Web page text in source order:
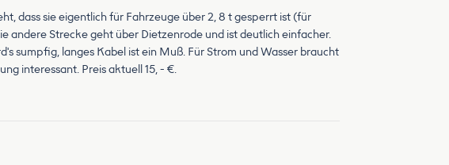
dass sie eigentlich für Fahrzeuge über 2, 8 t gesperrt ist (für
andere Strecke geht über Dietzenrode und ist deutlich einfacher.
sumpfig, langes Kabel ist ein Muß. Für Strom und Wasser braucht
interessant. Preis aktuell 15, - €.